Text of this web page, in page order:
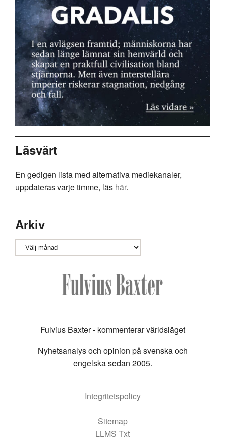
Läsvärt
En gedigen lista med alternativa mediekanaler,
uppdateras varje timme, läs här.
Arkiv
Arkiv
Fulvius Baxter - kommenterar världsläget
Nyhetsanalys och opinion på svenska och
engelska sedan 2005.
Integritetspolicy
Sitemap
LLMS Txt